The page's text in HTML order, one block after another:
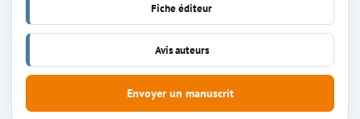
Fiche éditeur
Avis auteurs
Envoyer un manuscrit